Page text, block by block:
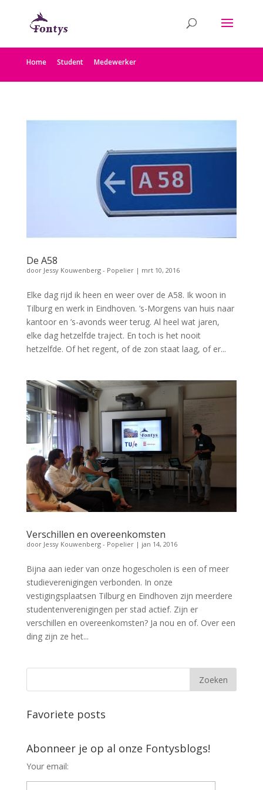
Home Student Medewerker
De A58
door Jessy Kouwenberg - Popelier| mrt 10, 2016
Elke dag rijd ik heen en weer over de A58. Ik woon in
Tilburg en werk in Eindhoven. ’s-Morgens van huis naar
kantoor en ’s-avonds weer terug. Al heel wat jaren,
elke dag hetzelfde traject. En toch is het nooit
hetzelfde. Of het regent, of de zon staat laag, of er...
Verschillen en overeenkomsten
door Jessy Kouwenberg - Popelier| jan 14, 2016
Bijna aan ieder van onze hogescholen is een of meer
studieverenigingen verbonden. In onze
vestigingsplaatsen Tilburg en Eindhoven zijn meerdere
studentenverenigingen per stad actief. Zijn er
verschillen en overeenkomsten? Ja nou en of. Over een
ding zijn ze het...
Favoriete posts
Abonneer je op al onze Fontysblogs!
Your email: